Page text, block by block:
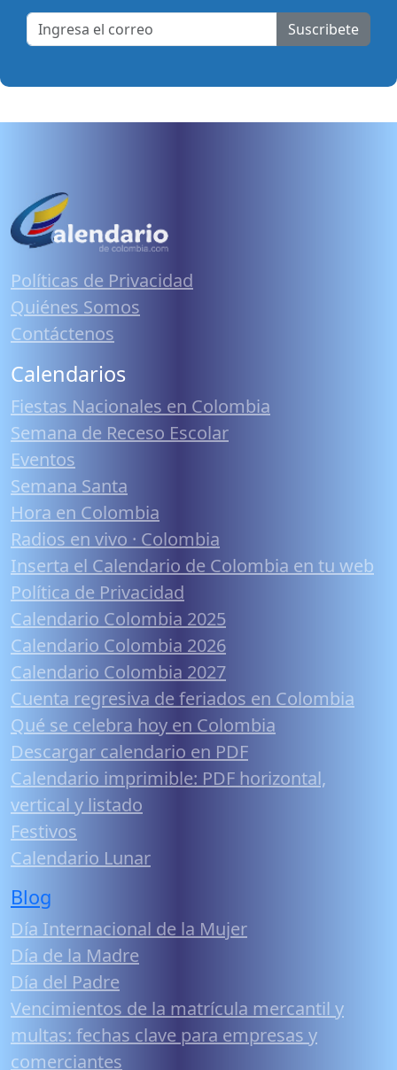
Suscribete
Políticas de Privacidad
Quiénes Somos
Contáctenos
Calendarios
Fiestas Nacionales en Colombia
Semana de Receso Escolar
Eventos
Semana Santa
Hora en Colombia
Radios en vivo · Colombia
Inserta el Calendario de Colombia en tu web
Política de Privacidad
Calendario Colombia 2025
Calendario Colombia 2026
Calendario Colombia 2027
Cuenta regresiva de feriados en Colombia
Qué se celebra hoy en Colombia
Descargar calendario en PDF
Calendario imprimible: PDF horizontal,
vertical y listado
Festivos
Calendario Lunar
Blog
Día Internacional de la Mujer
Día de la Madre
Día del Padre
Vencimientos de la matrícula mercantil y
multas: fechas clave para empresas y
comerciantes